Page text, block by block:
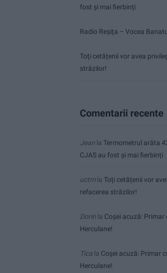
fost și mai fierbinți
Radio Reșița – Vocea
Toți cetățenii vor avea
străzilor!
Comentarii recente
Jean la Termometrul arăta
CJAS au fost și mai fierbinți
uctmla Toți cetățenii vor
refacerea străzilor!
Dorin la Coșei acuză:
Herculane!
Tica la Coșei acuză: Primar
Herculane!